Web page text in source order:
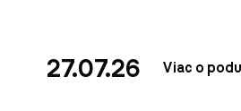
27.07.26 Viac o